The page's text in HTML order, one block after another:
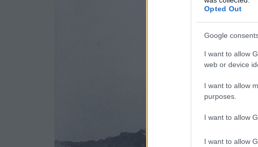
Opted Out
Google
I want to allow
web or device
I want to allow
purposes.
I want to allow
I want to allow